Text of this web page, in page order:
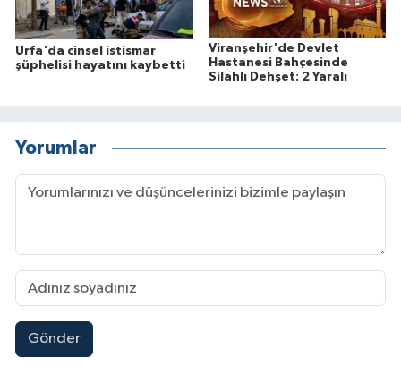
Urfa'da cinsel istismar
şüphelisi hayatını kaybetti
Viranşehir'de Devlet
Hastanesi Bahçesinde
Silahlı Dehşet: 2 Yaralı
Yorumlar
Gönder